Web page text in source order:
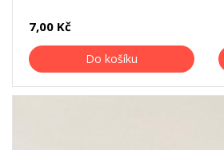
7,00 Kč
Do košíku